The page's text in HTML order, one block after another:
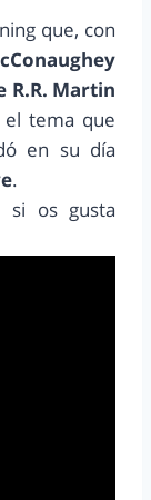
que, con
R.R. Martin
el tema que
en su día
.
si os gusta